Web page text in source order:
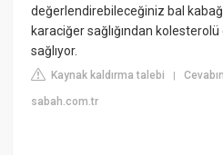
değerlendirebileceğiniz bal
karaciğer sağlığından
sağlıyor.
Kaynak kaldırma talebi |
sabah.com.tr